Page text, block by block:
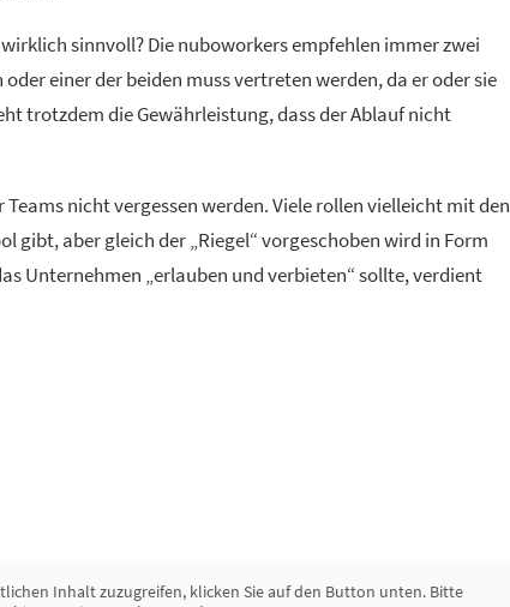
sinnvoll? Die nuboworkers empfehlen immer zwei
einer der beiden muss vertreten werden, da er oder sie
trotzdem die Gewährleistung, dass der Ablauf nicht
nicht vergessen werden. Viele rollen vielleicht mit den
gibt, aber gleich der „Riegel“ vorgeschoben wird in Form
Unternehmen „erlauben und verbieten“ sollte, verdient
Inhalt zuzugreifen, klicken Sie auf den Button unten. Bitte